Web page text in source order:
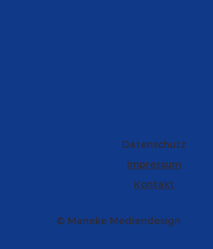
Datenschutz
Impressum
Kontakt
© Maneke Mediendesign